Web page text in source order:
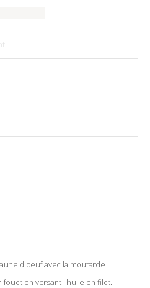
d'oeuf avec la moutarde.
fouet en versant l'huile en filet.